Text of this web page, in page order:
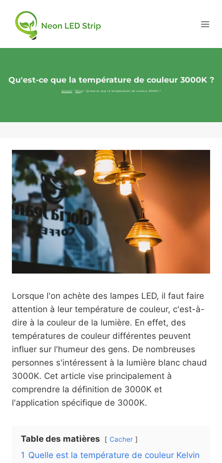
Qu'est-ce que la température de couleur 3000K ?
Accueil " Blog " Qu'est-ce que la température de couleur 3000K ?
Lorsque l'on achète des lampes LED, il faut faire
attention à leur température de couleur, c'est-à-
dire à la couleur de la lumière. En effet, des
températures de couleur différentes peuvent
influer sur l'humeur des gens. De nombreuses
personnes s'intéressent à la lumière blanc chaud
3000K. Cet article vise principalement à
comprendre la définition de 3000K et
l'application spécifique de 3000K.
Table des matières Cacher
1 Quelle est la température de couleur Kelvin